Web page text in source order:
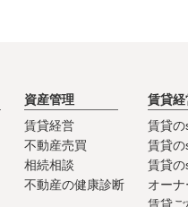
資産管理
賃貸経営
不動産売買
相続相談
不動産の健康診断
賃貸経
賃貸
賃貸
賃貸
オー